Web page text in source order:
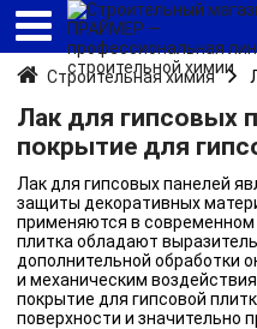
Строительная химия
Лак для гипсовых
покрытие для
Лак для гипсовых панелей
защиты декоративных
применяются в современном
плитка обладают
дополнительной обработки
и механическим
покрытие для гипсовой
поверхности и значительно